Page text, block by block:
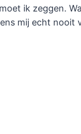
ik zeggen.
mij echt nooit